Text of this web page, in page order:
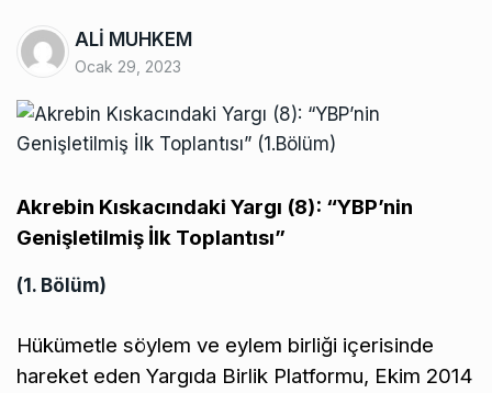
ALİ MUHKEM
Ocak 29, 2023
Akrebin Kıskacındaki Yargı (8): “YBP’nin
Genişletilmiş İlk Toplantısı”
(1. Bölüm)
Hükümetle söylem ve eylem birliği içerisinde
hareket eden Yargıda Birlik Platformu, Ekim 2014